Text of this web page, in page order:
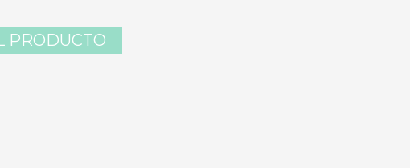
PRODUCTO